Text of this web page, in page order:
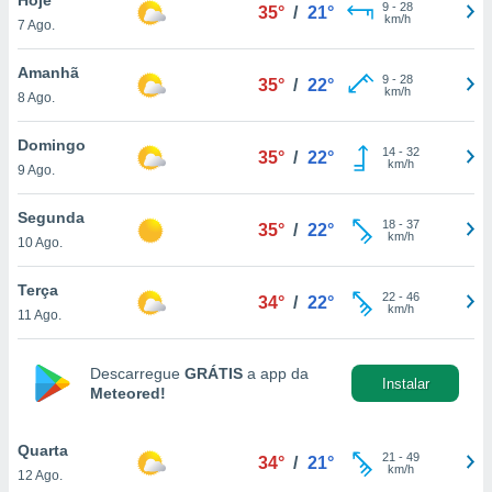
lhe
e
com
Pode
e
a
a
7 Ago.
35° / 21° 9- 28
km/h
Amanhã
8 Ago.
35° / 22° 9- 28
km/h
Domingo
9 Ago.
35° / 22° 14- 32
km/h
Segunda
10 Ago.
35° / 22° 18- 37
km/h
Terça
11 Ago.
34° / 22° 22- 46
km/h
Descarregue GRÁTIS a app da
Meteored!
Instalar
Quarta
12 Ago.
34° / 21° 21 - 49
km/h